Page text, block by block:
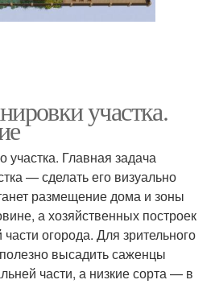
участка.
участка. Главная задача
— сделать его визуально
размещение дома и зоны
а хозяйственных построек
огорода. Для зрительного
высадить саженцы
части, а низкие сорта — в